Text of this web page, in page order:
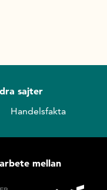
sajter
Handelsfakta
mellan